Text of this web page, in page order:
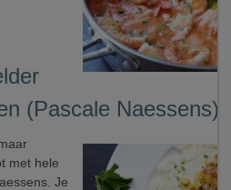
(Pascale Naessens)
met hele
Je